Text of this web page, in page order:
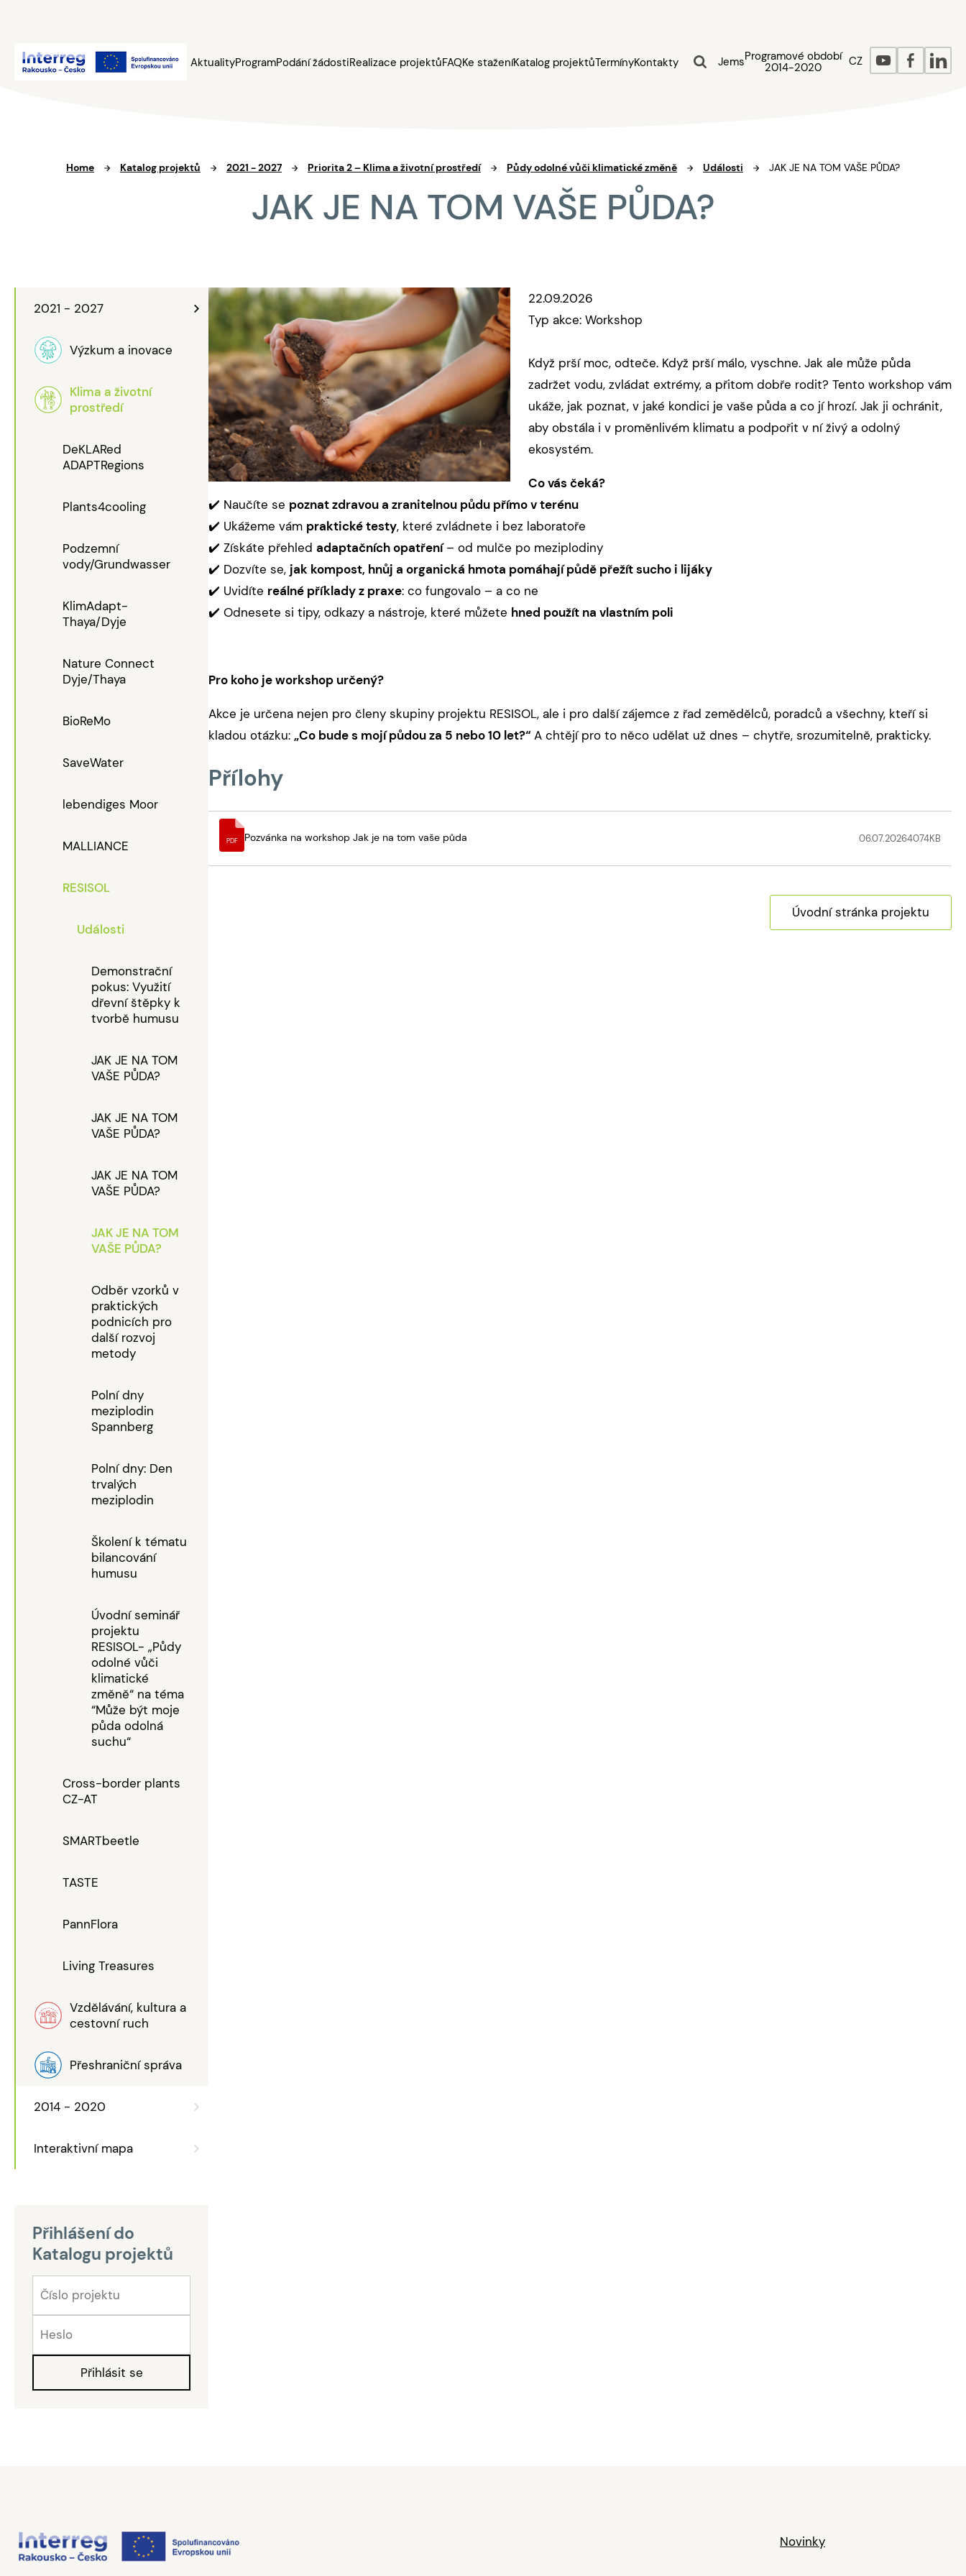
AktualityProgramPodání žádostiRealizace projektůFAQKe staženíKatalog projektůTermínyKontakty JemsProgramové období
2014-2020
CZ
Home Katalog projektů 2021 - 2027 Priorita 2 – Klima a životní prostředí Půdy odolné vůči klimatické změně Události JAK JE NA TOM VAŠE PŮDA?
JAK JE NA TOM VAŠE PŮDA?
2021 - 2027
Výzkum a inovace
Klima a životní
prostředí
DeKLARed
ADAPTRegions
Plants4cooling
Podzemní
vody/Grundwasser
KlimAdapt-
Thaya/Dyje
Nature Connect
Dyje/Thaya
BioReMo
SaveWater
lebendiges Moor
MALLIANCE
RESISOL
Události
Demonstrační
pokus: Využití
dřevní štěpky k
tvorbě humusu
JAK JE NA TOM
VAŠE PŮDA?
JAK JE NA TOM
VAŠE PŮDA?
JAK JE NA TOM
VAŠE PŮDA?
JAK JE NA TOM
VAŠE PŮDA?
Odběr vzorků v
praktických
podnicích pro
další rozvoj
metody
Polní dny
meziplodin
Spannberg
Polní dny: Den
trvalých
meziplodin
Školení k tématu
bilancování
humusu
Úvodní seminář
projektu
RESISOL- „Půdy
odolné vůči
klimatické
změně“ na téma
“Může být moje
půda odolná
suchu“
Cross-border plants
CZ-AT
SMARTbeetle
TASTE
PannFlora
Living Treasures
Vzdělávání, kultura a
cestovní ruch
Přeshraniční správa
2014 - 2020
Interaktivní mapa
Přihlášení do
Katalogu projektů
22.09.2026
Typ akce: Workshop
Když prší moc, odteče. Když prší málo, vyschne. Jak ale může půda
zadržet vodu, zvládat extrémy, a přitom dobře rodit? Tento workshop vám
ukáže, jak poznat, v jaké kondici je vaše půda a co jí hrozí. Jak ji ochránit,
aby obstála i v proměnlivém klimatu a podpořit v ní živý a odolný
ekosystém.
Co vás čeká?
✔️ Naučíte se poznat zdravou a zranitelnou půdu přímo v terénu
✔️ Ukážeme vám praktické testy, které zvládnete i bez laboratoře
✔️ Získáte přehled adaptačních opatření– od mulče po meziplodiny
✔️ Dozvíte se, jak kompost, hnůj a organická hmota pomáhají půdě přežít sucho i lijáky
✔️ Uvidíte reálné příklady z praxe: co fungovalo – a co ne
✔️ Odnesete si tipy, odkazy a nástroje, které můžete hned použít na vlastním poli
Pro koho je workshop určený?
Akce je určena nejen pro členy skupiny projektu RESISOL, ale i pro další zájemce z řad zemědělců, poradců a všechny, kteří si
kladou otázku: „Co bude s mojí půdou za 5 nebo 10 let?“ A chtějí pro to něco udělat už dnes – chytře, srozumitelně, prakticky.
Přílohy
PDF Pozvánka na workshop Jak je na tom vaše půda 06.07.20264074KB
Úvodní stránka projektu
Novinky